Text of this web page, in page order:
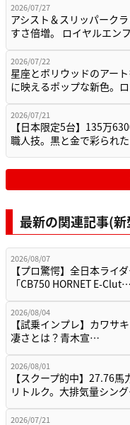
2026/07/27
アシスト＆スリッパーク
すさ倍増。 ロイヤルエン
2026/07/22
星座とボリウッドのアー
に映えるポップな新色。
2026/07/21
【日本限定5台】135万
職人技。黒と金で彩られ
最新の関連記事(
2026/08/07
【プロ驚愕】全日本ライ
「CB750 HORNET E-Clut…
2026/08/04
【試乗インプレ】カワサ
凄さとは？青木宣…
2026/08/01
【スクープ的中】27.76
リトルク。大排気量シン
2026/07/21